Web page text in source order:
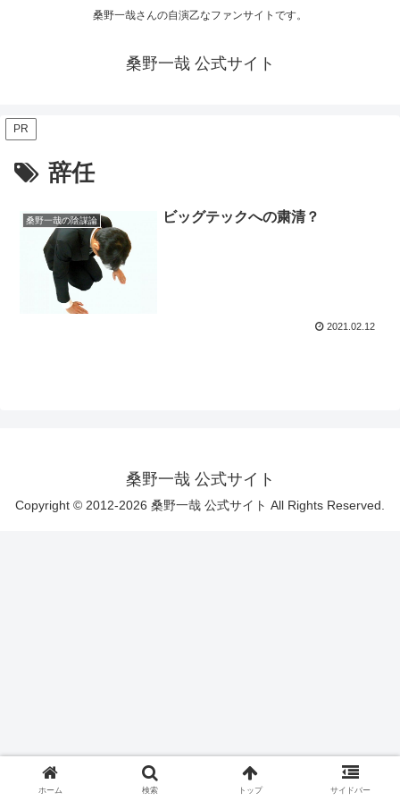
桑野一哉さんの自演乙なファンサイトです。
桑野一哉 公式サイト
PR
辞任
桑野一哉の陰謀論 ビッグテックへの粛清？
2021.02.12
桑野一哉 公式サイト
Copyright © 2012-2026 桑野一哉 公式サイト All Rights Reserved.
ホーム 検索 トップ サイドバー